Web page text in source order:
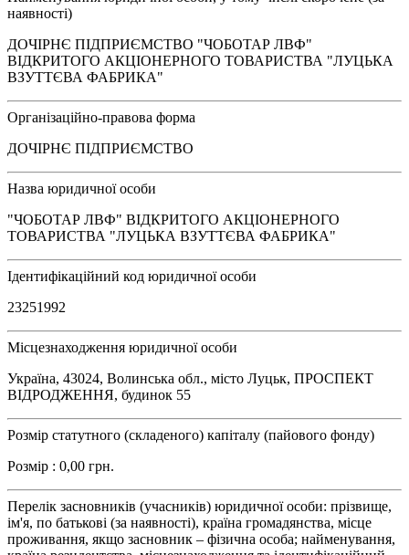
наявності)
ДОЧІРНЄ ПІДПРИЄМСТВО "ЧОБОТАР ЛВФ"
ВІДКРИТОГО АКЦІОНЕРНОГО ТОВАРИСТВА "ЛУЦЬКА
ВЗУТТЄВА ФАБРИКА"
Організаційно-правова форма
ДОЧІРНЄ ПІДПРИЄМСТВО
Назва юридичної особи
"ЧОБОТАР ЛВФ" ВІДКРИТОГО АКЦІОНЕРНОГО
ТОВАРИСТВА "ЛУЦЬКА ВЗУТТЄВА ФАБРИКА"
Ідентифікаційний код юридичної особи
23251992
Місцезнаходження юридичної особи
Україна, 43024, Волинська обл., місто Луцьк, ПРОСПЕКТ
ВІДРОДЖЕННЯ, будинок 55
Розмір статутного (складеного) капіталу (пайового фонду)
Розмір : 0,00 грн.
Перелік засновників (учасників) юридичної особи: прізвище,
ім'я, по батькові (за наявності), країна громадянства, місце
проживання, якщо засновник – фізична особа; найменування,